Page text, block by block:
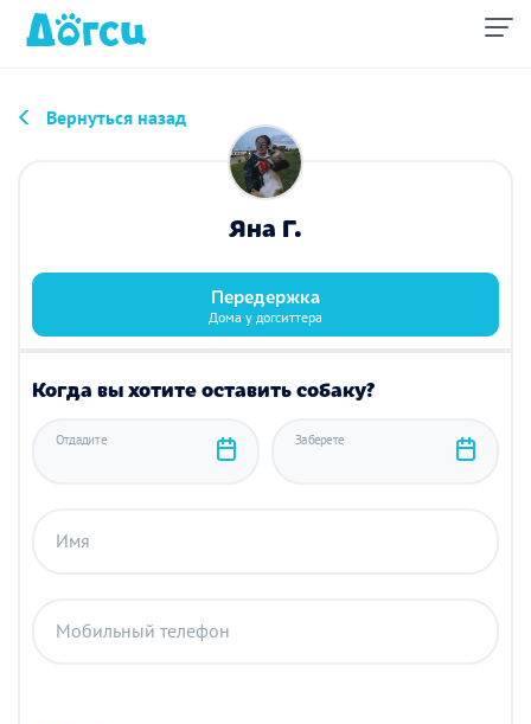
Вернуться назад
Яна Г.
Передержка
Дома у догситтера
Когда вы хотите оставить собаку?
Отдадите Заберете
Имя
Мобильный телефон